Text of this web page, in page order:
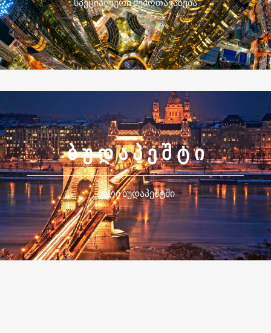
სპეციალური შემოთავაზება
Ბ Უ Დ Ა Პ Ე Შ Ტ Ი
ტური ბუდაპეშტში